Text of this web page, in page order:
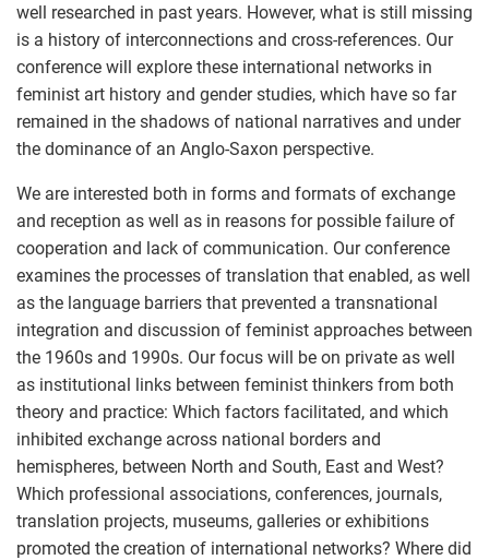
well researched in past years. However, what is still missing
is a history of interconnections and cross-references. Our
conference will explore these international networks in
feminist art history and gender studies, which have so far
remained in the shadows of national narratives and under
the dominance of an Anglo-Saxon perspective.
We are interested both in forms and formats of exchange
and reception as well as in reasons for possible failure of
cooperation and lack of communication. Our conference
examines the processes of translation that enabled, as well
as the language barriers that prevented a transnational
integration and discussion of feminist approaches between
the 1960s and 1990s. Our focus will be on private as well
as institutional links between feminist thinkers from both
theory and practice: Which factors facilitated, and which
inhibited exchange across national borders and
hemispheres, between North and South, East and West?
Which professional associations, conferences, journals,
translation projects, museums, galleries or exhibitions
promoted the creation of international networks? Where did